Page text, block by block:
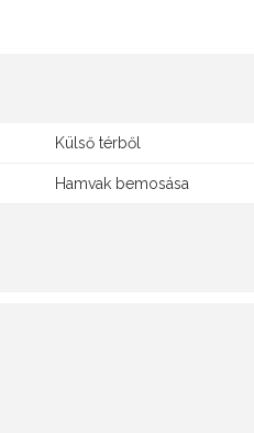
Külső térből
Hamvak bemosása